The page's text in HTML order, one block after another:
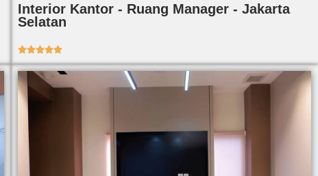
Interior Kantor - Ruang Manager - Jakarta
Selatan
